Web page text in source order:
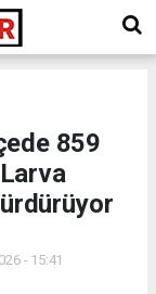
859
- 15:41